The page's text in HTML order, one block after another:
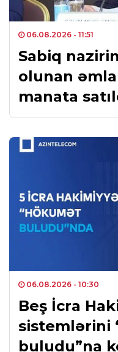
06.08.2026 - 11:51
Sabiq
olunan
manata
06.08.2026 - 10:30
Beş İcra
sistemlərini
buludu”na